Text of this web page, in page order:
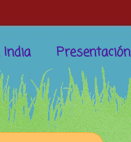
Presentación